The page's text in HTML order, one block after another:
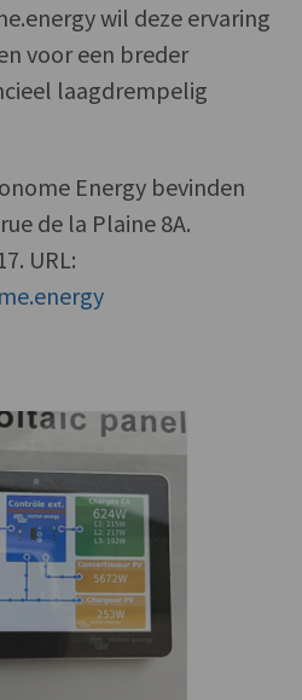
wil deze ervaring
voor een breder
laagdrempelig
Energy bevinden
de la Plaine 8A.
URL: